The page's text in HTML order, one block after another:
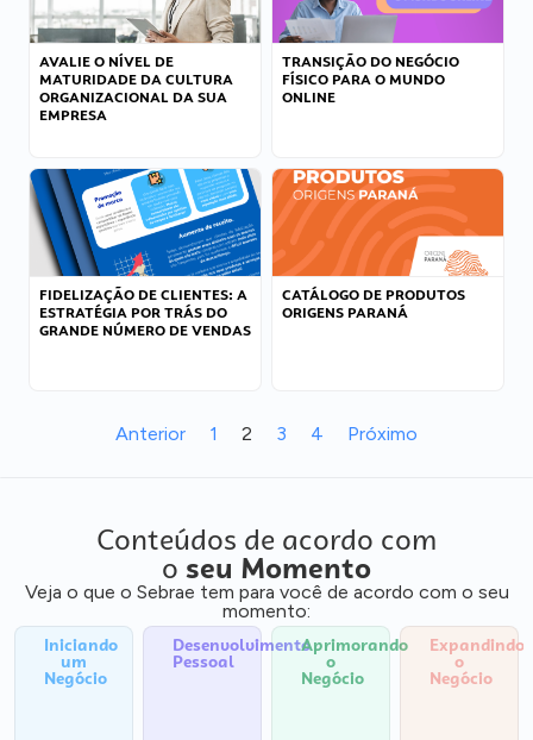
AVALIE O NÍVEL DE
MATURIDADE DA CULTURA
ORGANIZACIONAL DA SUA
EMPRESA
TRANSIÇÃO DO NEGÓCIO
FÍSICO PARA O MUNDO
ONLINE
FIDELIZAÇÃO DE CLIENTES: A
ESTRATÉGIA POR TRÁS DO
GRANDE NÚMERO DE VENDAS
CATÁLOGO DE PRODUTOS
ORIGENS PARANÁ
Anterior 1 2 3 4 Próximo
Conteúdos de acordo com
o seu Momento
Veja o que o Sebrae tem para você de acordo com o seu
momento:
Iniciando
um
Negócio
Desenvolvimento
Pessoal
Aprimorando
o
Negócio
Expandindo
o
Negócio